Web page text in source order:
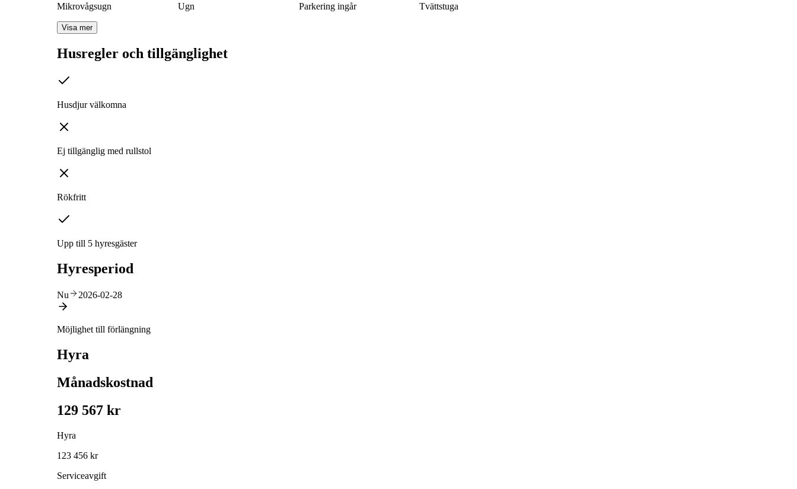
Mikrovågsugn Ugn Parkering ingår Tvättstuga
Visa mer
Husregler och tillgänglighet
Husdjur välkomna
Ej tillgänglig med rullstol
Rökfritt
Upp till 5 hyresgäster
Hyresperiod
Nu 2026-02-28
Möjlighet till förlängning
Hyra
Månadskostnad
129 567 kr
Hyra
123 456 kr
Serviceavgift